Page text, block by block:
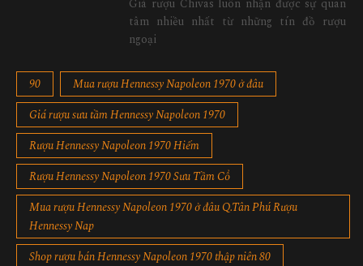
Giá rượu Chivas luôn nhận được sự quan
tâm nhiều nhất từ những tín đồ rượu
ngoại
90
Mua rượu Hennessy Napoleon 1970 ở đâu
Giá rượu sưu tầm Hennessy Napoleon 1970
Rượu Hennessy Napoleon 1970 Hiếm
Rượu Hennessy Napoleon 1970 Sưu Tầm Cổ
Mua rượu Hennessy Napoleon 1970 ở đâu Q.Tân Phú Rượu
Hennessy Nap
Shop rượu bán Hennessy Napoleon 1970 thập niên 80